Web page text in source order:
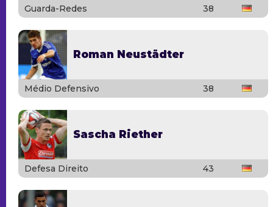
Guarda-Redes 38
Roman Neustädter
Médio Defensivo 38
Sascha Riether
Defesa Direito 43